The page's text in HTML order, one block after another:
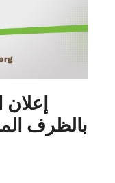
بالظرف